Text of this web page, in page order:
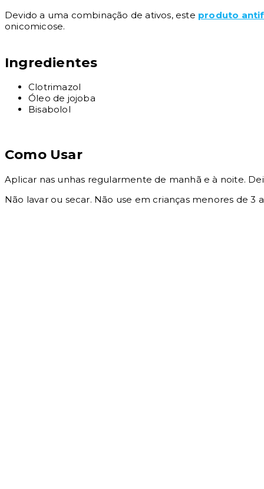
Devido a uma combinação de ativos, este produto
onicomicose.
Ingredientes
Clotrimazol
Óleo de jojoba
Bisabolol
Como Usar
Aplicar nas unhas regularmente de manhã e à noite.
Não lavar ou secar. Não use em crianças menores de 3